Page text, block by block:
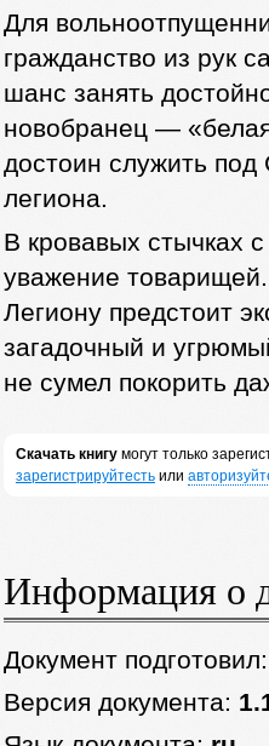
Для
гражданство из рук
шанс занять
новобранец —
достоин служить
легиона.
В кровавых стычках
уважение
Легиону предстоит
загадочный и
не сумел покорить
Скачать книгумогут только
зарегистрируйтестьили
Информация о
Документ
Версия документа: